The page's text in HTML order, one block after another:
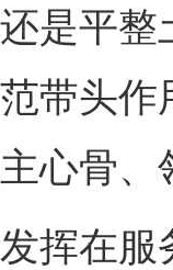
是平
带头
心骨、
在服